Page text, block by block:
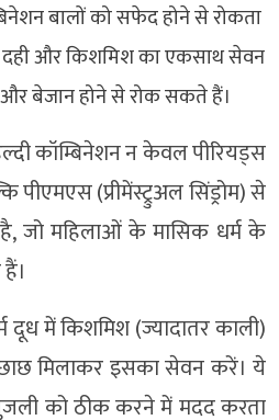
बालों को सफेद होने से रोकता
और किशमिश का एकसाथ सेवन
बेजान होने से रोक सकते हैं।
कॉम्बिनेशन न केवल पीरियड्स
(प्रीमेंस्ट्रुअल सिंड्रोम) से
जो महिलाओं के मासिक धर्म के
में किशमिश (ज्यादातर काली)
मिलाकर इसका सेवन करें। ये
को ठीक करने में मदद करता